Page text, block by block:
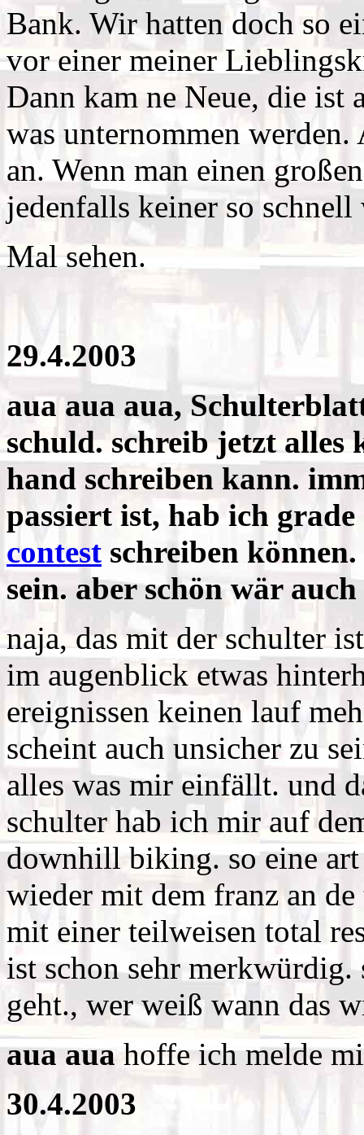
Bank. Wir hatten doch so
vor einer meiner
Dann kam ne Neue, die ist
was unternommen
an. Wenn man einen
jedenfalls keiner so schnell
Mal sehen.
29.4.2003
aua aua aua,
schuld. schreib jetzt
hand schreiben kann.
passiert ist, hab ich
contest schreiben
sein. aber schön wär
naja, das mit der schulter
im augenblick etwas
ereignissen keinen lauf
scheint auch unsicher zu
alles was mir einfällt. und
schulter hab ich mir auf
downhill biking. so eine
wieder mit dem franz an
mit einer teilweisen total
ist schon sehr merkwürdig.
geht., wer weiß wann das
aua auahoffe ich melde
30.4.2003